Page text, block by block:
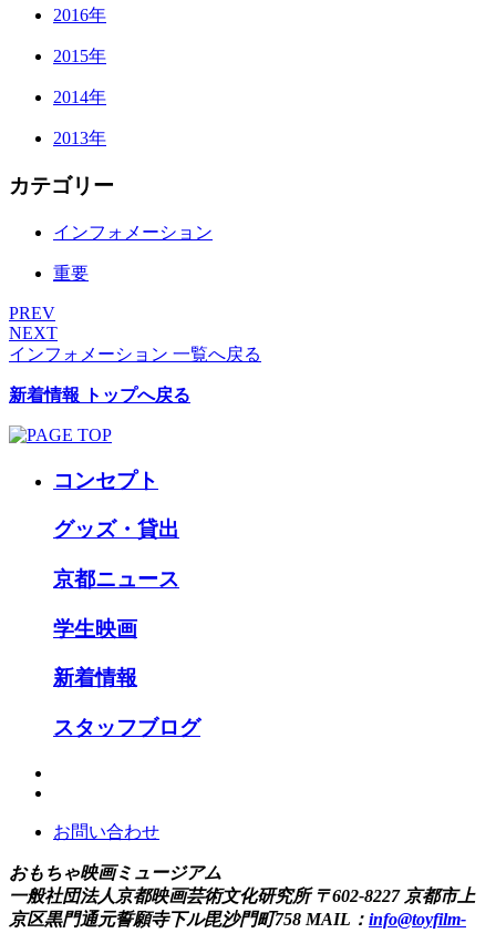
2016年
2015年
2014年
2013年
カテゴリー
インフォメーション
重要
PREV
NEXT
インフォメーション 一覧へ戻る
新着情報 トップへ戻る
コンセプト
グッズ・貸出
京都ニュース
学生映画
新着情報
スタッフブログ
お問い合わせ
おもちゃ映画ミュージアム
一般社団法人京都映画芸術文化研究所 〒602-8227 京都市上
京区黒門通元誓願寺下ル毘沙門町758 MAIL： info@toyfilm-